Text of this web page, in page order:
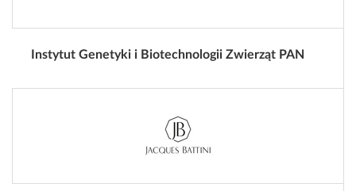
Instytut Genetyki i Biotechnologii Zwierząt PAN